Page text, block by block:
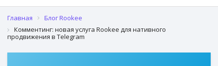
Главная
Блог Rookee
Комментинг: новая услуга Rookee для нативного
продвижения в Telegram